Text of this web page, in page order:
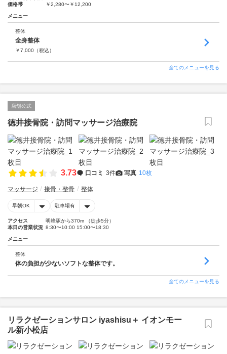
価格帯
￥2,280〜￥12,200
メニュー
整体
全身整体
￥7,000 （税込）
全てのメニューを見る
店舗公式
徳井接骨院・訪問マッサージ治療院
3.73 口コミ 3件 写真 10枚
マッサージ 接骨・整骨 整体
早朝OK 駐車場有
アクセス
明峰駅から370m （徒歩5分）
本日の営業状況 8:30〜10:00 15:00〜18:30
メニュー
整体
体の負担が少ないソフトな整体です。
全てのメニューを見る
リラクゼーションサロン iyashisu＋ イオンモー
ル新小松店